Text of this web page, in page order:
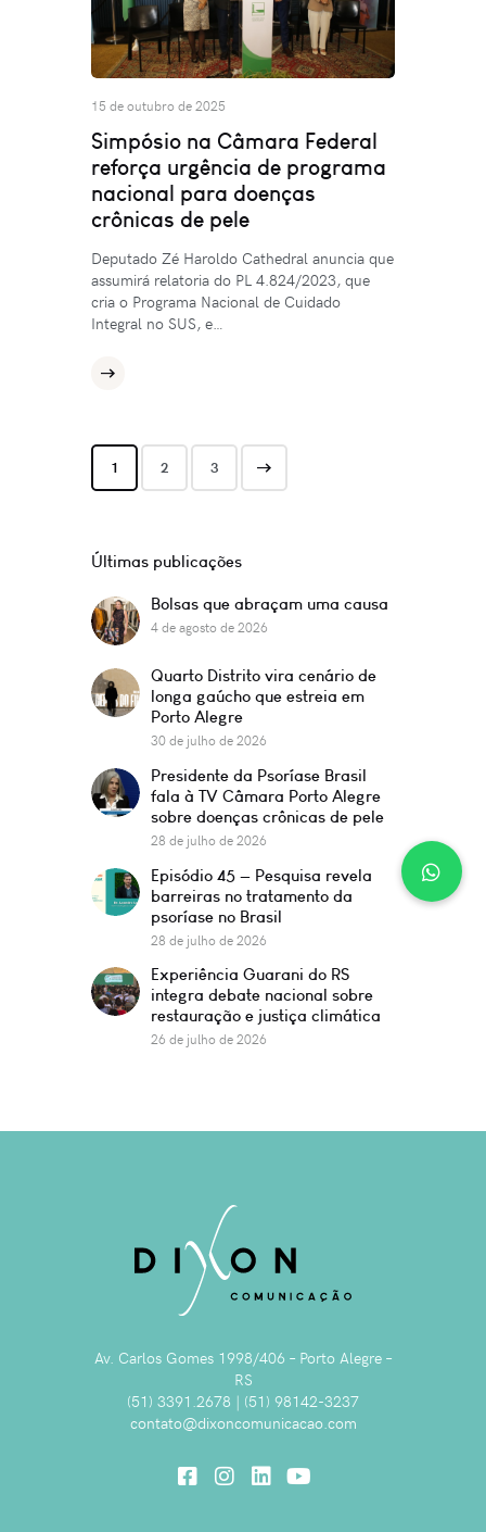
15 de outubro de 2025
Simpósio na Câmara Federal
reforça urgência de programa
nacional para doenças
crônicas de pele
Deputado Zé Haroldo Cathedral anuncia que
assumirá relatoria do PL 4.824/2023, que
cria o Programa Nacional de Cuidado
Integral no SUS, e…
1 2 3
Últimas publicações
Bolsas que abraçam uma causa
4 de agosto de 2026
Quarto Distrito vira cenário de
longa gaúcho que estreia em
Porto Alegre
30 de julho de 2026
Presidente da Psoríase Brasil
fala à TV Câmara Porto Alegre
sobre doenças crônicas de pele
28 de julho de 2026
Episódio 45 — Pesquisa revela
barreiras no tratamento da
psoríase no Brasil
28 de julho de 2026
Experiência Guarani do RS
integra debate nacional sobre
restauração e justiça climática
26 de julho de 2026
Av. Carlos Gomes 1998/406 – Porto Alegre –
RS
(51) 3391.2678 | (51) 98142-3237
contato@dixoncomunicacao.com